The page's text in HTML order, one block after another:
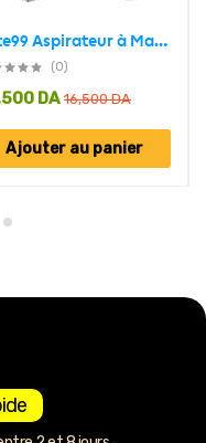
Elite99 Aspirateur à Main Domestique Sans Fil 3 En 1
(0)
16,500DA
DA
Ajouter au panier